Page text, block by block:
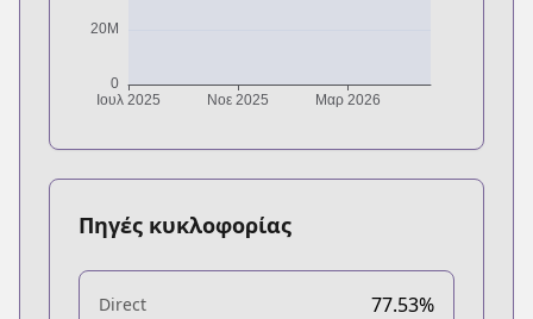
Πηγές κυκλοφορίας
Direct 77.53%